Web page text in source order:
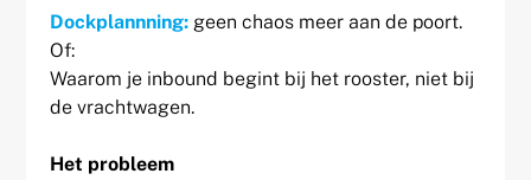
Dockplannning: geen chaos meer aan de poort.
Of:
Waarom je inbound begint bij het rooster, niet bij
de vrachtwagen.
Het probleem